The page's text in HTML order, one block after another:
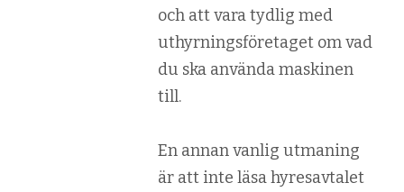
och att vara tydlig med
uthyrningsföretaget om vad
du ska använda maskinen
till.
En annan vanlig utmaning
är att inte läsa hyresavtalet